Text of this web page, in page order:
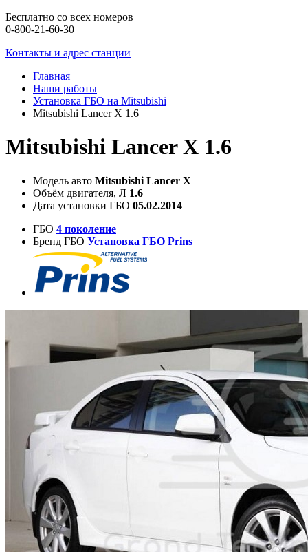
Бесплатно со всех номеров
0-800-21-60-30
Контакты и адрес станции
Главная
Наши работы
Установка ГБО на Mitsubishi
Mitsubishi Lancer X 1.6
Mitsubishi Lancer X 1.6
Модель авто Mitsubishi Lancer X
Объём двигателя, Л 1.6
Дата установки ГБО 05.02.2014
ГБО 4 поколение
Бренд ГБО Установка ГБО Prins